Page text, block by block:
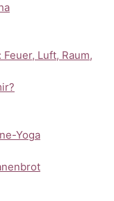
Luft, Raum,
Yoga